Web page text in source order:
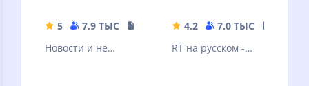
5 7.9 ТЫС
19.2 MB
Новости и не
4.2 7.0 ТЫС
RT на русском -